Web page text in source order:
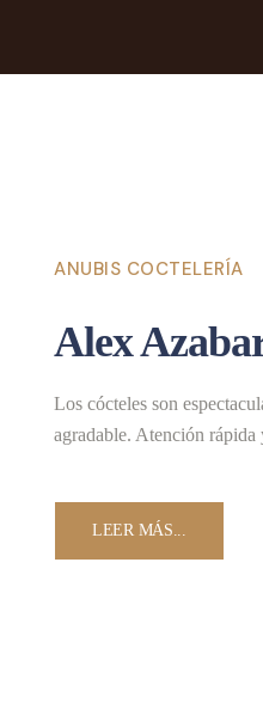
ANUBIS COCTELERÍA
Alex
Los cócteles son
agradable. Atención
LEER MÁS...